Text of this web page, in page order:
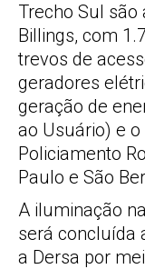
Trecho Sul
Billings, com
trevos de
geradores
geração de
ao Usuário) e
Policiamento
Paulo e São
A iluminação
será concluída
a Dersa por